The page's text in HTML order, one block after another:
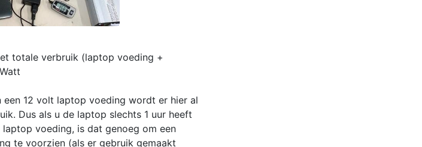
totale verbruik (laptop voeding +
12 volt laptop voeding wordt er hier al
Dus als u de laptop slechts 1 uur heeft
voeding, is dat genoeg om een
te voorzien (als er gebruik gemaakt